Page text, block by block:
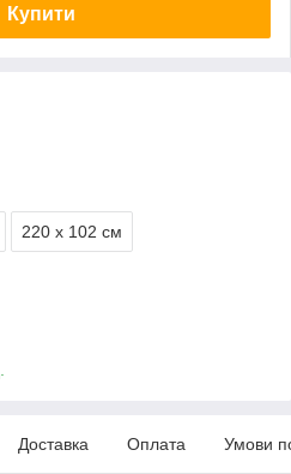
Купити
220 x 102 см
Доставка Оплата Умови